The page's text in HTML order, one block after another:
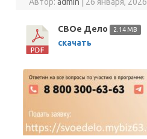
СВОе Дело 2.14 MB
скачать